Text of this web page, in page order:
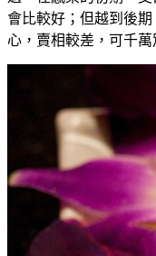
會比較好；但越到後
心，賣相較差，可千